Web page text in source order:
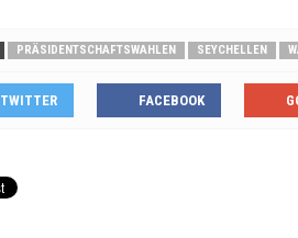
PRÄSIDENTSCHAFTSWAHLEN SEYCHELLEN
TWITTER FACEBOOK